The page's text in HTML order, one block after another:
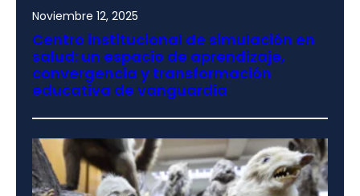
Noviembre 12, 2025
Centro institucional de simulación en
salud: un espacio de aprendizaje,
convergencia y transformación
educativa de vanguardia